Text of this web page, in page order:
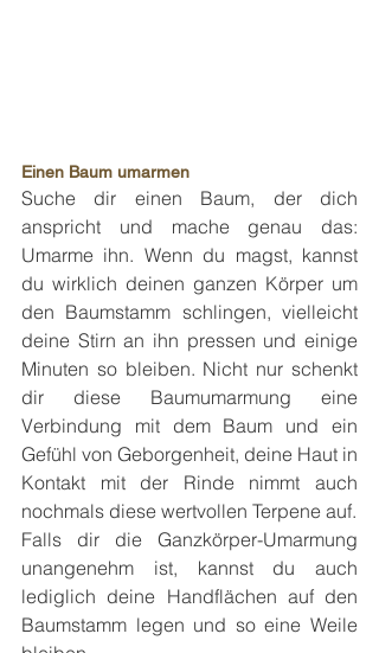
Einen Baum umarmen
Suche dir einen Baum, der dich
anspricht und mache genau das:
Umarme ihn. Wenn du magst, kannst
du wirklich deinen ganzen Körper um
den Baumstamm schlingen, vielleicht
deine Stirn an ihn pressen und einige
Minuten so bleiben. Nicht nur schenkt
dir diese Baumumarmung eine
Verbindung mit dem Baum und ein
Gefühl von Geborgenheit, deine Haut in
Kontakt mit der Rinde nimmt auch
nochmals diese wertvollen Terpene auf.
Falls dir die Ganzkörper-Umarmung
unangenehm ist, kannst du auch
lediglich deine Handflächen auf den
Baumstamm legen und so eine Weile